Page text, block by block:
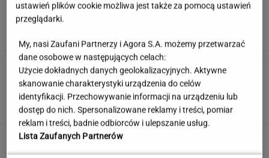
Quiz. Rozpoznasz polskich aktorów?
Second home nad morzem zyskuje na
popularności. Coraz więcej osób wybiera ten
model inwestowania
MATERIAŁ PROMOCYJNY
hematolog dostał podwyżkę, ale zarabia mniej
ustawień plików cookie możliwa jest także za pomocą ustawień
przeglądarki.
My, nasi Zaufani Partnerzy i Agora S.A. możemy przetwarzać
dane osobowe w następujących celach:
Użycie dokładnych danych geolokalizacyjnych. Aktywne
skanowanie charakterystyki urządzenia do celów
identyfikacji. Przechowywanie informacji na urządzeniu lub
dostęp do nich. Spersonalizowane reklamy i treści, pomiar
reklam i treści, badnie odbiorców i ulepszanie usług.
Lista Zaufanych Partnerów